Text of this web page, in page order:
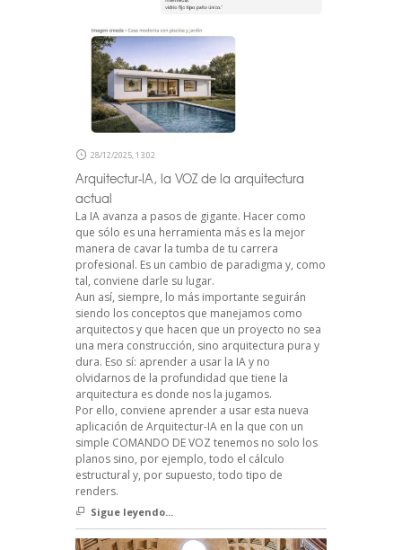
28/12/2025, 13:02
Arquitectur-IA, la VOZ de la arquitectura
actual
La IA avanza a pasos de gigante. Hacer como
que sólo es una herramienta más es la mejor
manera de cavar la tumba de tu carrera
profesional. Es un cambio de paradigma y, como
tal, conviene darle su lugar.
Aun así, siempre, lo más importante seguirán
siendo los conceptos que manejamos como
arquitectos y que hacen que un proyecto no sea
una mera construcción, sino arquitectura pura y
dura. Eso sí: aprender a usar la IA y no
olvidarnos de la profundidad que tiene la
arquitectura es donde nos la jugamos.
Por ello, conviene aprender a usar esta nueva
aplicación de Arquitectur-IA en la que con un
simple COMANDO DE VOZ tenemos no solo los
planos sino, por ejemplo, todo el cálculo
estructural y, por supuesto, todo tipo de
renders.
Sigue leyendo...